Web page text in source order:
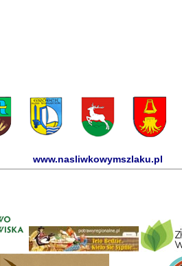
www.nasliwkowymszlaku.pl